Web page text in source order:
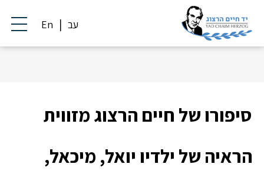
עב En
סיפורו של חיים הרצוג מזווית
הראיה של ילדיו יואל, מיכאל,